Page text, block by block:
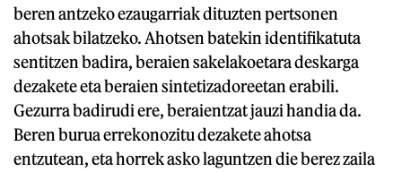
beren antzeko ezaugarriak dituzten pertsonen
ahotsak bilatzeko. Ahotsen batekin identifikatuta
sentitzen badira, beraien sakelakoetara deskarga
dezakete eta beraien sintetizadoreetan erabili.
Gezurra badirudi ere, beraientzat jauzi handia da.
Beren burua errekonozitu dezakete ahotsa
entzutean, eta horrek asko laguntzen die berez zaila